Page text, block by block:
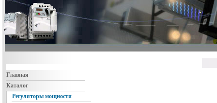
Главная
Каталог
Регуляторы мощности